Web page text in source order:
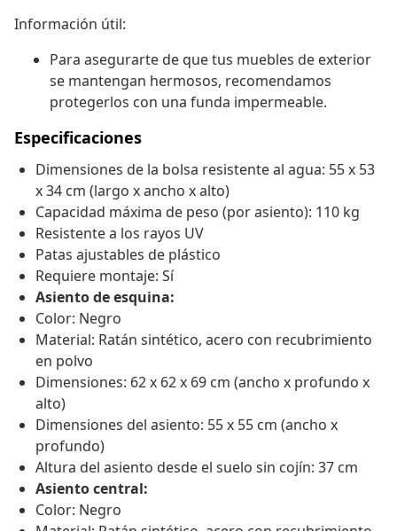
Información útil:
Para asegurarte de que tus muebles de exterior
se mantengan hermosos, recomendamos
protegerlos con una funda impermeable.
Especificaciones
Dimensiones de la bolsa resistente al agua: 55 x 53
x 34 cm (largo x ancho x alto)
Capacidad máxima de peso (por asiento): 110 kg
Resistente a los rayos UV
Patas ajustables de plástico
Requiere montaje: Sí
Asiento de esquina:
Color: Negro
Material: Ratán sintético, acero con recubrimiento
en polvo
Dimensiones: 62 x 62 x 69 cm (ancho x profundo x
alto)
Dimensiones del asiento: 55 x 55 cm (ancho x
profundo)
Altura del asiento desde el suelo sin cojín: 37 cm
Asiento central:
Color: Negro